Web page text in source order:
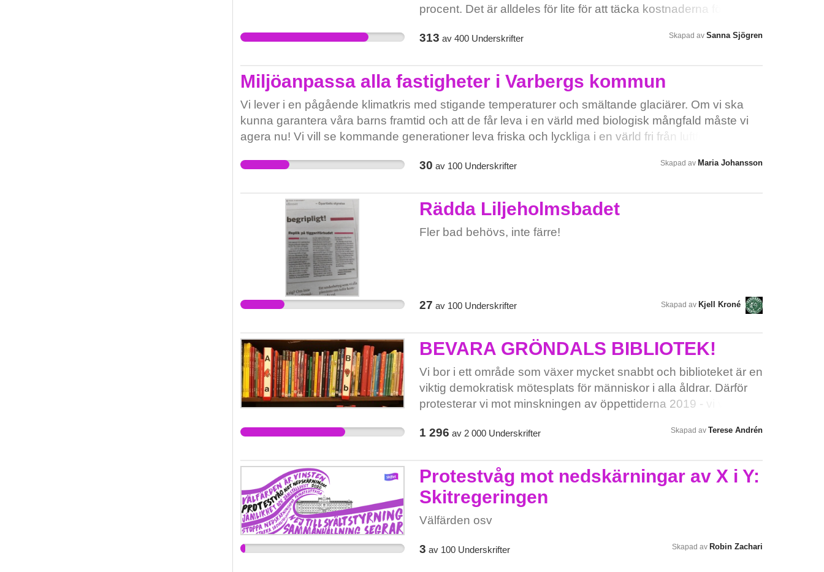
procent. Det är alldeles för lite för att täcka kostnaderna för löner
prisindex för kommunala verksamheter behövs en ökning av
löneökningar. Vi kan inte acceptera att det ska göras besparingar
inom förskolan! Alla barn har rätt till en god barnomsorg och all
personal inom förskolan har rätt till goda arbetsvillkor.
313 av 400Underskrifter Skapad av Sanna Sjögren
Miljöanpassa alla fastigheter i Varbergs kommun
Vi lever i en pågående klimatkris med stigande temperaturer och smältande glaciärer. Om vi ska
kunna garantera våra barns framtid och att de får leva i en värld med biologisk mångfald måste vi
agera nu! Vi vill se kommande generationer leva friska och lyckliga i en värld fri från luftföroreningar,
30 av 100Underskrifter Skapad av Maria Johansson
Rädda Liljeholmsbadet
Fler bad behövs, inte färre!
27 av 100Underskrifter Skapad av Kjell Kroné
BEVARA GRÖNDALS BIBLIOTEK!
Vi bor i ett område som växer mycket snabbt och biblioteket är en
viktig demokratisk mötesplats för människor i alla åldrar. Därför
protesterar vi mot minskningen av öppettiderna 2019 - vi vill
1 296 av 2 000Underskrifter Skapad av Terese Andrén
Protestvåg mot nedskärningar av X i Y:
Skitregeringen
Välfärden osv
3 av 100Underskrifter Skapad av Robin Zachari